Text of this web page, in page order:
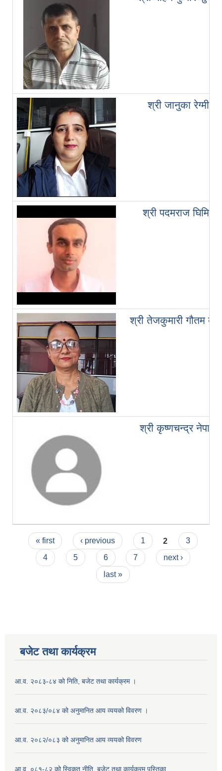
श्री जानुका रेग्मी
श्री पदमराज घिमिरे
श्री तेजकुमारी गौतम
श्री कृष्णचन्द्र नेपाल
Pages
« first ‹ previous 1 2
3
4
5 6 7
next ›
last »
बजेट तथा कार्यक्रम
आ.व. २०८३-८४ को निति, बजेट तथा कार्यक्रम ।
आ.व. २०८३/०८४ को अनुमानित आय व्ययको विवरण ।
आ.व. २०८२/०८३ को अनुमानित आय व्ययको विवरण
आ.व. ०८१-८२ को स्विकृत नीति, बजेट तथा कार्यक्रम पुस्तिका